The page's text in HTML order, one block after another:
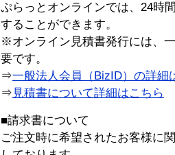
ぷらっとオンラインでは、24時
することができます。
※オンライン見積書発行には、
要です。
⇒一般法人会員（BizID）の詳細
⇒ 見積書について詳細はこちら
■請求書について
ご注文時に希望されたお客様に